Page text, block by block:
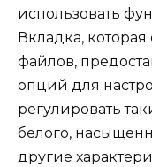
использовать
Вкладка,
файлов,
опций для
регулировать
белого,
другие